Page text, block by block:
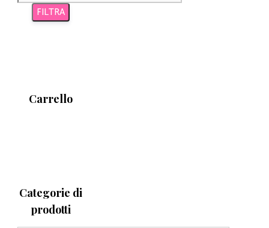
FILTRA
Carrello
Categorie di
prodotti